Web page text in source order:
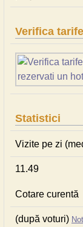
Verifica
Statistici
Vizite pe zi
11.49
Cotare curentă
(după voturi)